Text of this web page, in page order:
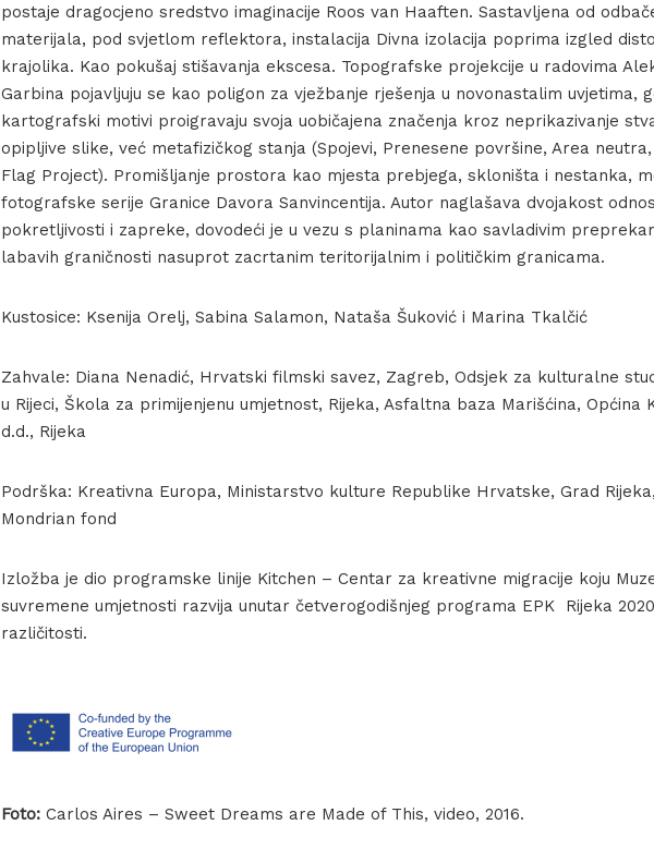
postaje dragocjeno sredstvo imaginacije Roos van Haaften. Sastavljena od
materijala, pod svjetlom reflektora, instalacija Divna izolacija poprima izgled
krajolika. Kao pokušaj stišavanja ekscesa. Topografske projekcije u radovima
Garbina pojavljuju se kao poligon za vježbanje rješenja u novonastalim uvjetima,
kartografski motivi proigravaju svoja uobičajena značenja kroz neprikazivanje
opipljive slike, već metafizičkog stanja (Spojevi, Prenesene površine, Area
Flag Project). Promišljanje prostora kao mjesta prebjega, skloništa i nestanka,
fotografske serije Granice Davora Sanvincentija. Autor naglašava dvojakost
pokretljivosti i zapreke, dovodeći je u vezu s planinama kao savladivim
labavih graničnosti nasuprot zacrtanim teritorijalnim i političkim granicama.
Kustosice: Ksenija Orelj, Sabina Salamon, Nataša Šuković i Marina Tkalčić
Zahvale: Diana Nenadić, Hrvatski filmski savez, Zagreb, Odsjek za kulturalne
u Rijeci, Škola za primijenjenu umjetnost, Rijeka, Asfaltna baza Marišćina, Općina
d.d., Rijeka
Podrška: Kreativna Europa, Ministarstvo kulture Republike Hrvatske, Grad
Mondrian fond
Izložba je dio programske linije Kitchen – Centar za kreativne migracije koju
suvremene umjetnosti razvija unutar četverogodišnjeg programa EPK Rijeka
različitosti.
Foto: Carlos Aires – Sweet Dreams are Made of This, video, 2016.
Carlos Aires – Sweet Dreams are Made of This, video still, 2016.
Foto: Carlos Aires – Sweet Dreams are Made of This, video, 2016.